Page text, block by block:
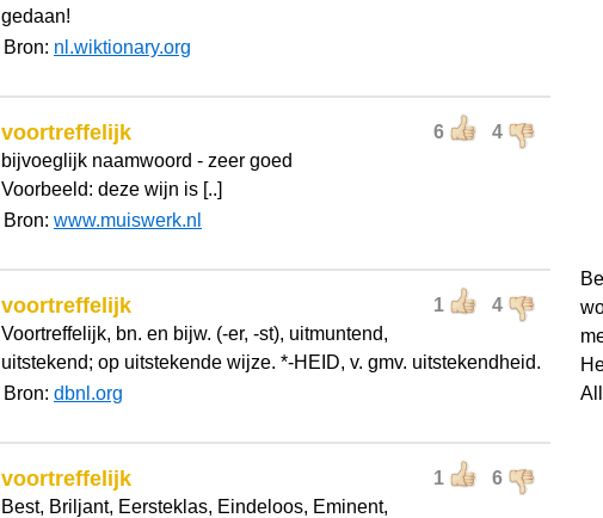
gedaan!
Bron: nl.wiktionary.org
6 4
voortreffelijk
bijvoeglijk naamwoord - zeer goed
Voorbeeld: deze wijn is [..]
Bron: www.muiswerk.nl
1 4
voortreffelijk
Voortreffelijk, bn. en bijw. (-er, -st), uitmuntend,
uitstekend; op uitstekende wijze. *-HEID, v. gmv. uitstekendheid.
Bron: dbnl.org
1 6
voortreffelijk
Best, Briljant, Eersteklas, Eindeloos, Eminent,